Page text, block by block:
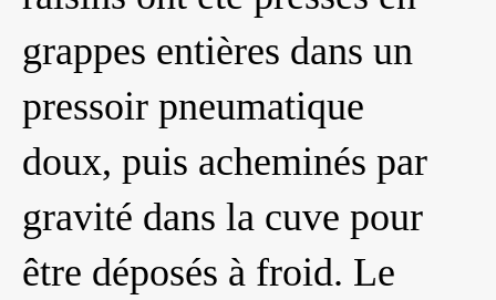
grappes entières dans un
pressoir pneumatique
doux, puis acheminés par
gravité dans la cuve pour
être déposés à froid. Le